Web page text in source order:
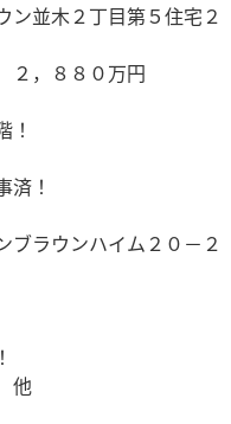
並木２丁目第５住宅２
８０万円
済！
ウンハイム２０－２